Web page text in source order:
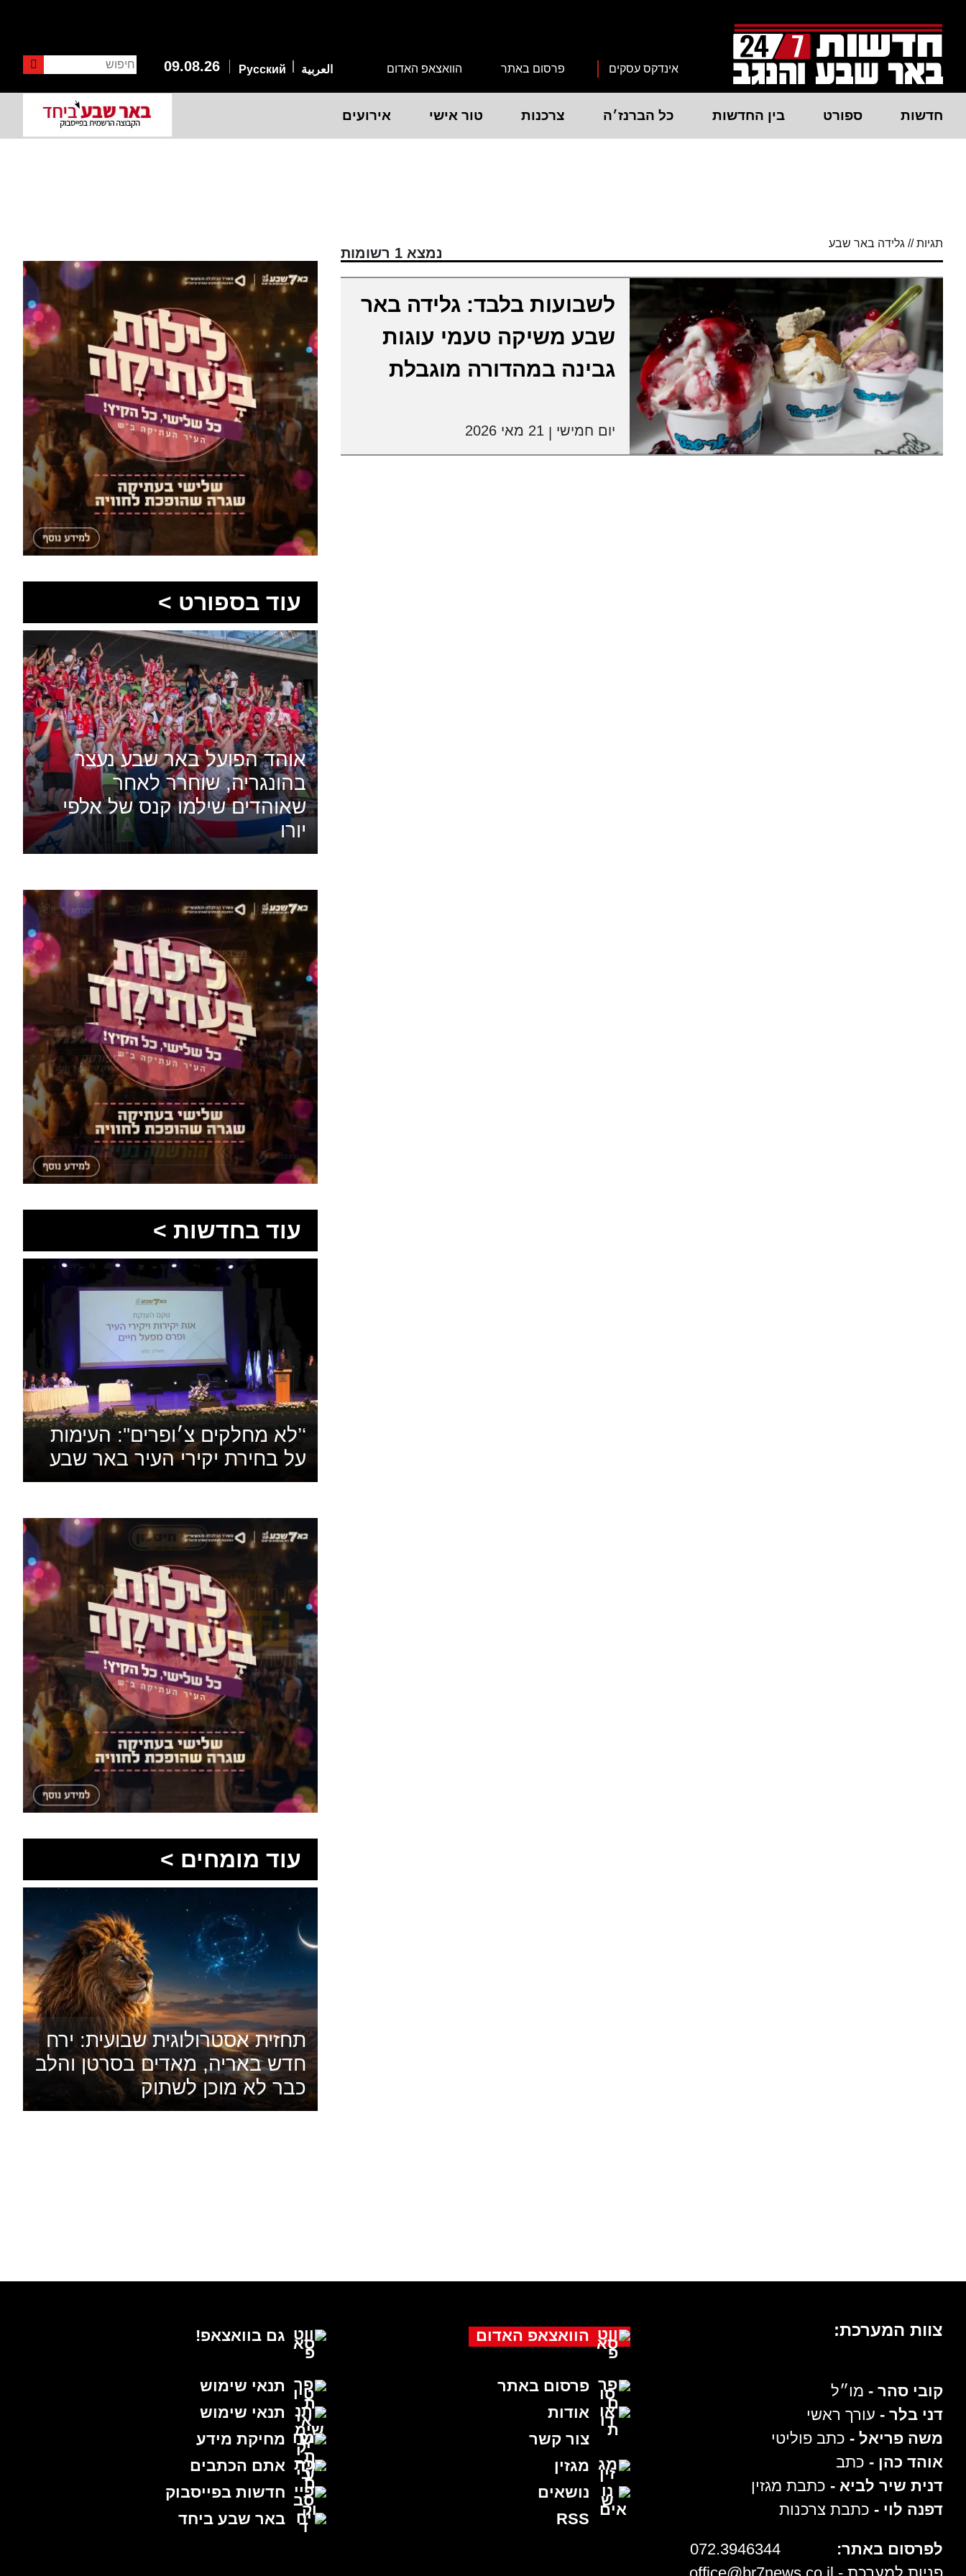
אינדקס עסקים פרסום באתר הוואצאפ האדום 09.08.26 חיפוש
العربية Русский
חדשות ספורט בין החדשות כל הברנז׳ה צרכנות טור אישי אירועים
תגיות // גלידה באר שבע
נמצא 1 רשומות
לשבועות בלבד: גלידה באר
שבע משיקה טעמי עוגות
גבינה במהדורה מוגבלת
יום חמישי 21 מאי 2026
עוד בספורט >
אוהד הפועל באר שבע נעצר
בהונגריה, שוחרר לאחר
שאוהדים שילמו קנס של אלפי
יורו
עוד בחדשות >
‘’לא מחלקים צ׳ופרים'': העימות
על בחירת יקירי העיר באר שבע
עוד מומחים >
תחזית אסטרולוגית שבועית: ירח
חדש באריה, מאדים בסרטן והלב
כבר לא מוכן לשתוק
גם בוואצאפ!
תנאי שימוש
תנאי שימוש
מחיקת מידע
אתם הכתבים
חדשות בפייסבוק
באר שבע ביחד
הוואצאפ האדום
פרסום באתר
אודות
צור קשר
מגזין
נושאים
RSS
צוות המערכת:
קובי סהר - מו״ל
דני בלר - עורך ראשי
משה פריאל - כתב פוליטי
אוהד כהן - כתב
דנית שיר לביא - כתבת מגזין
דפנה לוי - כתבת צרכנות
לפרסום באתר:
072.3946344